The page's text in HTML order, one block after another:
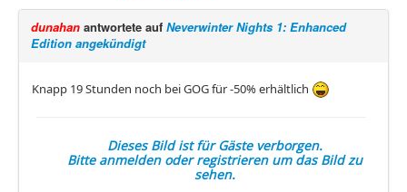
dunahan antwortete auf Neverwinter Nights 1: Enhanced
Edition angekündigt
Knapp 19 Stunden noch bei GOG für -50% erhältlich
Dieses Bild ist für Gäste verborgen.
Bitte anmelden oder registrieren um das Bild zu
sehen.